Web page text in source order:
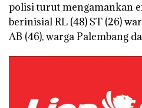
polisi turut mengamankan
berinisial RL (48) ST (26)
AB (46), warga Palembang